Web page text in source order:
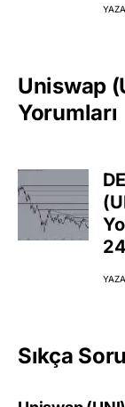
Uniswap
Yorumları
Sıkça